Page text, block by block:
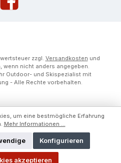
zzgl. Versandkosten und
wenn nicht anders angegeben.
Outdoor- und Skispezialist mit
- Alle Rechte vorbehalten.
um eine bestmögliche Erfahrung
Mehr Informationen ...
Konfigurieren
akzeptieren